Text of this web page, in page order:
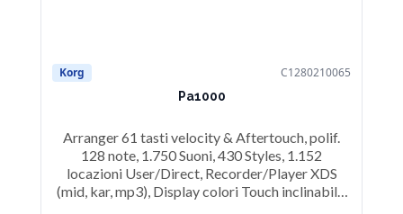
Korg C1280210065
Pa1000
Arranger 61 tasti velocity & Aftertouch, polif.
128 note, 1.750 Suoni, 430 Styles, 1.152
locazioni User/Direct, Recorder/Player XDS
(mid, kar, mp3), Display colori Touch inclinabile,